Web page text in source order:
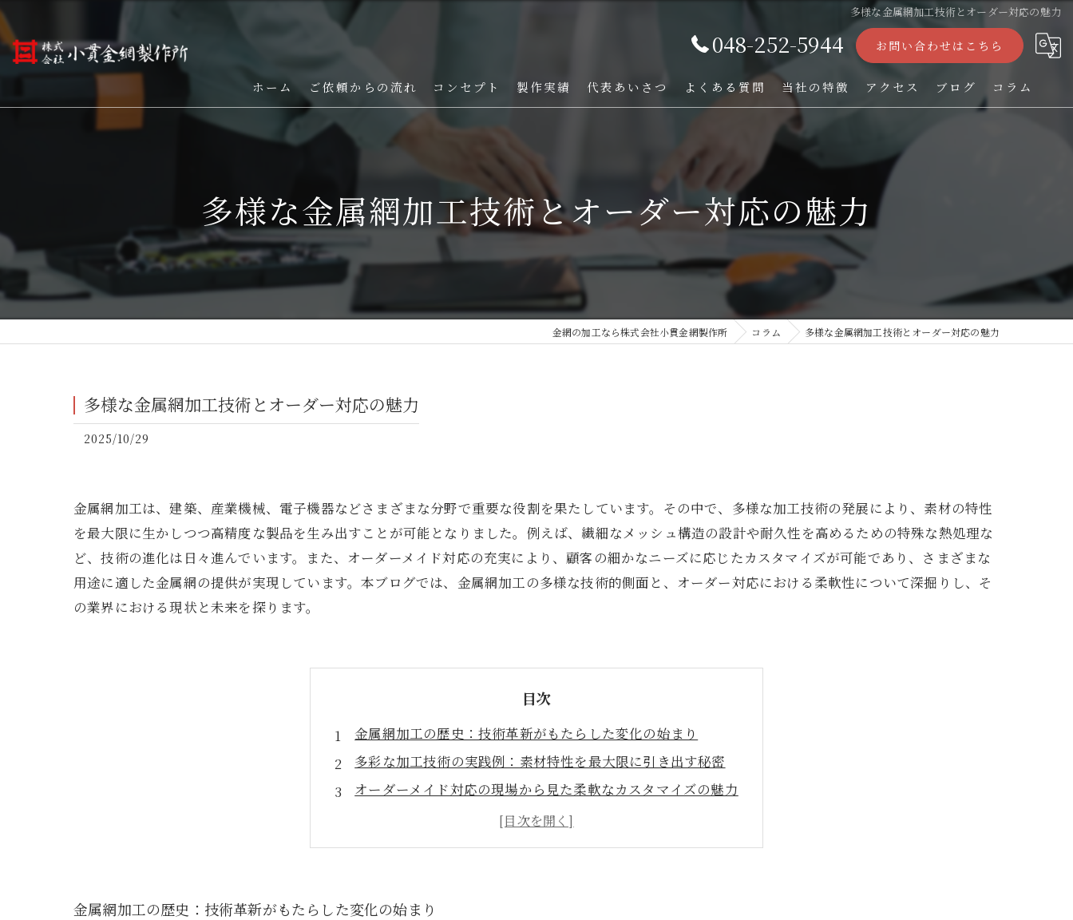
多様な金属網加工技術とオーダー対応の魅力
048-252-5944 お問い合わせはこちら
ホーム ご依頼からの流れ コンセプト 製作実績 代表あいさつ よくある質問 当社の特徴
ストレーナー
パンチング加工
オーダー
TIG溶接
アクセス ブログ コラム
多様な金属網加工技術とオーダー対応の魅力
金網の加工なら株式会社小貫金網製作所 コラム 多様な金属網加工技術とオーダー対応の魅力
多様な金属網加工技術とオーダー対応の魅力
2025/10/29
金属網加工は、建築、産業機械、電子機器などさまざまな分野で重要な役割を果たしています。その中で、多様な加工技術の発展により、素材の特性
を最大限に生かしつつ高精度な製品を生み出すことが可能となりました。例えば、繊細なメッシュ構造の設計や耐久性を高めるための特殊な熱処理な
ど、技術の進化は日々進んでいます。また、オーダーメイド対応の充実により、顧客の細かなニーズに応じたカスタマイズが可能であり、さまざまな
用途に適した金属網の提供が実現しています。本ブログでは、金属網加工の多様な技術的側面と、オーダー対応における柔軟性について深掘りし、そ
の業界における現状と未来を探ります。
目次
金属網加工の歴史：技術革新がもたらした変化の始まり
多彩な加工技術の実践例：素材特性を最大限に引き出す秘密
オーダーメイド対応の現場から見た柔軟なカスタマイズの魅力
高精度×多様性：最新金属網加工技術が切り拓く未来
業界の未来を見据えて：金属網加工とオーダー対応の可能性
オーダーメイド金属網の成功事例から学ぶ顧客満足の秘訣
金属網加工の歴史：技術革新がもたらした変化の始まり